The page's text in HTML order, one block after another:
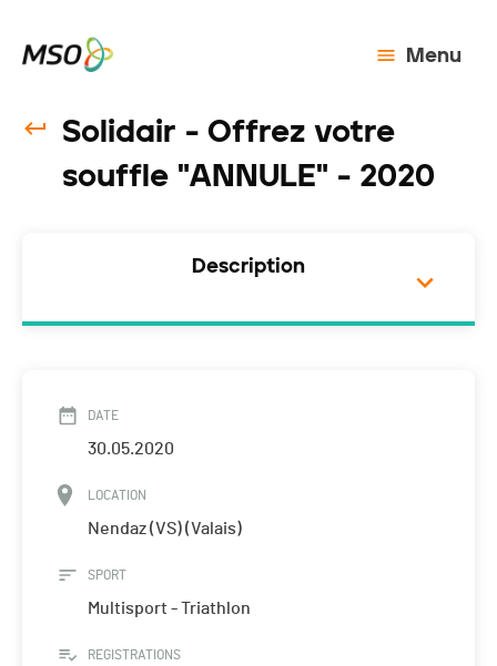
Menu
Solidair - Offrez votre
souffle "ANNULE" - 2020
Description
DATE
30.05.2020
LOCATION
Nendaz (VS) (Valais)
SPORT
Multisport - Triathlon
REGISTRATIONS